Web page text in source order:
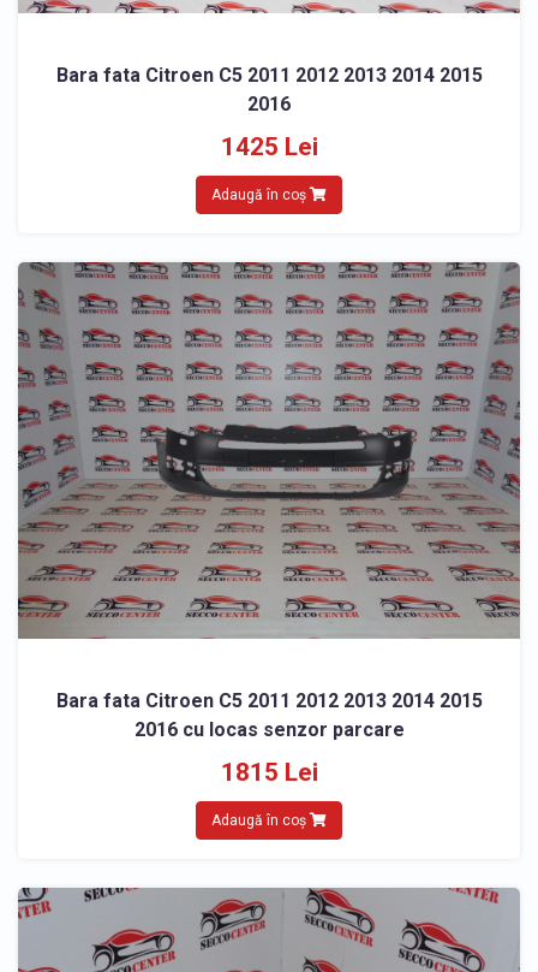
Bara fata Citroen C5 2011 2012 2013 2014 2015
2016
1425 Lei
Adaugă în coș
Bara fata Citroen C5 2011 2012 2013 2014 2015
2016 cu locas senzor parcare
1815 Lei
Adaugă în coș